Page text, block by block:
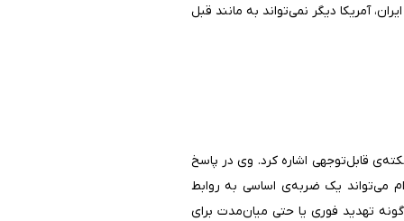
آمریکا دیگر نمی‌تواند به مانند قبل
قابل‌توجهی اشاره کرد. وی در پاسخ
می‌تواند یک ضربه‌ی اساسی به روابط
تهدید فوری یا حتی میان‌مدت برای